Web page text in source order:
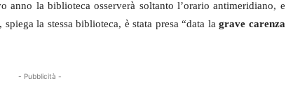
anno la biblioteca osserverà soltanto l’orario antimeridiano, e
spiega la stessa biblioteca, è stata presa “data lagrave carenza
- Pubblicità -